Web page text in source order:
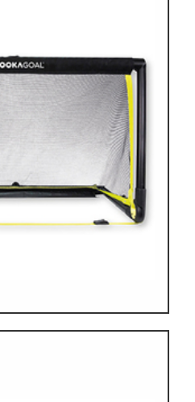
Funball
Kampfsport
Leichtathletik
Objekteinrichtungen
Psychomotorik
Therapiebedarf